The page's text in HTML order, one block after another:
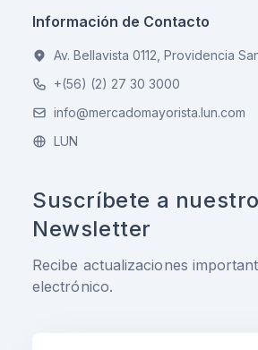
Información de Contacto
Av. Bellavista 0112, Providencia
+(56) (2) 27 30 3000
info@mercadomayorista.lun.com
LUN
Suscríbete a nuestro
Newsletter
Recibe actualizaciones
electrónico.